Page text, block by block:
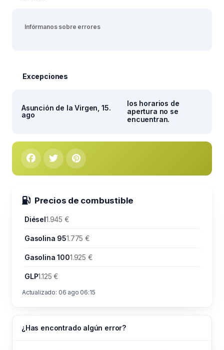
Infórmanos sobre errores
Excepciones
Asunción de la Virgen, 15.
ago
los horarios de
apertura no se
encuentran.
Precios de combustible
Diésel1.945 €
Gasolina 951.775 €
Gasolina 1001.925 €
GLP1.125 €
Actualizado: 06 ago 06:15
¿Has encontrado algún error?